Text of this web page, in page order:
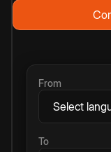
From
To